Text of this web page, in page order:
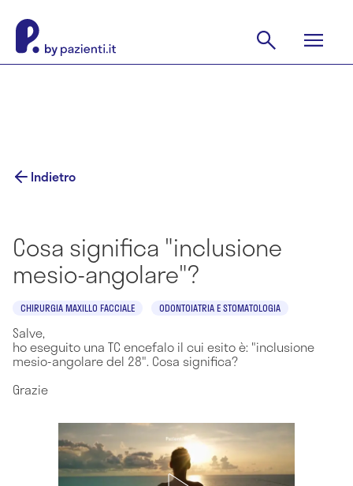
Indietro
Cosa significa "inclusione
mesio-angolare"?
CHIRURGIA MAXILLO FACCIALE ODONTOIATRIA E STOMATOLOGIA
Salve,
ho eseguito una TC encefalo il cui esito è: "inclusione
mesio-angolare del 28". Cosa significa?
Grazie